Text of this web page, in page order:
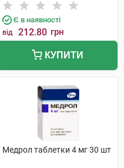
Є в наявності
від 212.80 грн
КУПИТИ
Медрол таблетки 4 мг 30 шт